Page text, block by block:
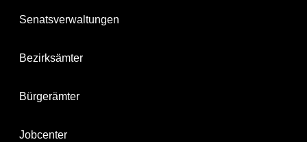
Senatsverwaltungen
Bezirksämter
Bürgerämter
Jobcenter